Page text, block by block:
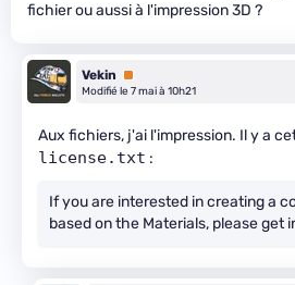
fichier ou aussi à l'impression 3D ?
Vekin
Premium
Modifié le 7 mai à 10h21
Aux fichiers, j'ai l'impression. Il y a
license.txt :
If you are interested in creating a
based on the Materials, please get